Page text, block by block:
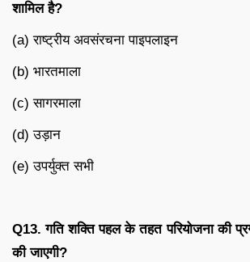
शामिल है?
(a) राष्ट्रीय अवसंरचना पाइपलाइन
(b) भारतमाला
(c) सागरमाला
(d) उड़ान
(e) उपर्युक्त सभी
Q13.गति शक्ति पहल के तहत परियोजना की
की जाएगी?